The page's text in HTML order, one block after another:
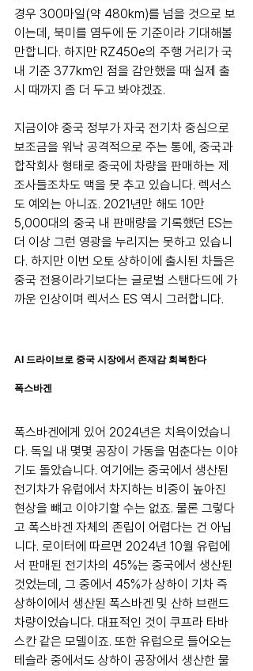
경우 300마일(약 480km)를 넘을 것으로 보
이는데, 북미를 염두에 둔 기준이라 기대해볼
만합니다. 하지만 RZ450e의 주행 거리가 국
내 기준 377km인 점을 감안했을 때 실제 출
시 때까지 좀 더 두고 봐야겠죠.
지금이야 중국 정부가 자국 전기차 중심으로
보조금을 워낙 공격적으로 주는 통에, 중국과
합작회사 형태로 중국에 차량을 판매하는 제
조사들조차도 맥을 못 추고 있습니다. 렉서스
도 예외는 아니죠. 2021년만 해도 10만
5,000대의 중국 내 판매량을 기록했던 ES는
더 이상 그런 영광을 누리지는 못하고 있습니
다. 하지만 이번 오토 상하이에 출시된 차들은
중국 전용이라기보다는 글로벌 스탠다드에 가
까운 인상이며 렉서스 ES 역시 그러합니다.
AI 드라이브로 중국 시장에서 존재감 회복한다
폭스바겐
폭스바겐에게 있어 2024년은 치욕이었습니
다. 독일 내 몇몇 공장이 가동을 멈춘다는 이야
기도 돌았습니다. 여기에는 중국에서 생산된
전기차가 유럽에서 차지하는 비중이 높아진
현상을 뺴고 이야기할 수는 없죠. 물론 그렇다
고 폭스바겐 자체의 존립이 어렵다는 건 아닙
니다. 로이터에 따르면 2024년 10월 유럽에
서 판매된 전기차의 45%는 중국에서 생산된
것었는데, 그 중에서 45%가 상하이 기차 즉
상하이에서 생산된 폭스바겐 및 산하 브랜드
차량이었습니다. 대표적인 것이 쿠프라 타바
스칸 같은 모델이죠. 또한 유럽으로 들어오는
테슬라 중에서도 상하이 공장에서 생산한 물